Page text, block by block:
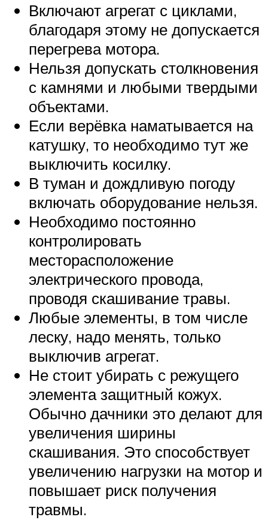
Включают агрегат с циклами,
благодаря этому не допускается
перегрева мотора.
Нельзя допускать столкновения
с камнями и любыми твердыми
объектами.
Если верёвка наматывается на
катушку, то необходимо тут же
выключить косилку.
В туман и дождливую погоду
включать оборудование нельзя.
Необходимо постоянно
контролировать
месторасположение
электрического провода,
проводя скашивание травы.
Любые элементы, в том числе
леску, надо менять, только
выключив агрегат.
Не стоит убирать с режущего
элемента защитный кожух.
Обычно дачники это делают для
увеличения ширины
скашивания. Это способствует
увеличению нагрузки на мотор и
повышает риск получения
травмы.